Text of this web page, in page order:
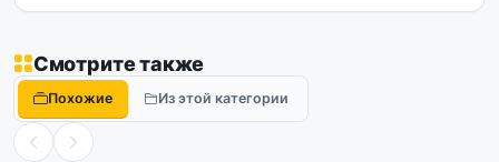
Смотрите также
Похожие Из этой категории